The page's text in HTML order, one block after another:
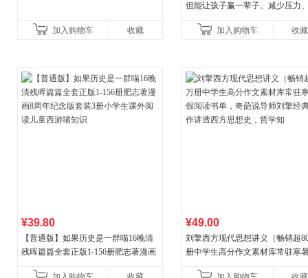
加入购物车 收藏
但能让孩子赢一辈子。减少压力
合“小行动”触发大脑行动开
加入购物车 收藏
¥39.80
【普通版】如果历史是一群喵16晚清
残晖篇篇全套正版1-156册肥志著漫画
¥49.00
刘擎西方现代思想讲义（畅销超
册中学生高分作文素材库常驻寒